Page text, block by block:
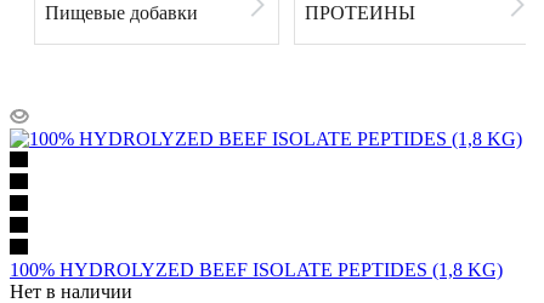
Пищевые добавки ПРОТЕИНЫ
100% HYDROLYZED BEEF ISOLATE PEPTIDES (1,8 KG)
Нет в наличии